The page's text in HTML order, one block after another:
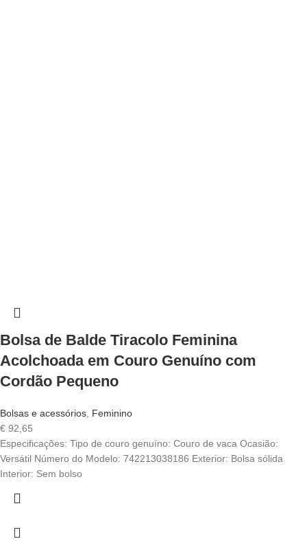
Bolsa de Balde Tiracolo Feminina
Acolchoada em Couro Genuíno com
Cordão Pequeno
Bolsas e acessórios, Feminino
€ 92,65
Especificações: Tipo de couro genuíno: Couro de vaca Ocasião:
Versátil Número do Modelo: 742213038186 Exterior: Bolsa sólida
Interior: Sem bolso